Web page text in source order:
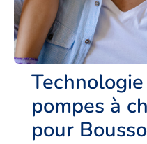
pompes à
pour